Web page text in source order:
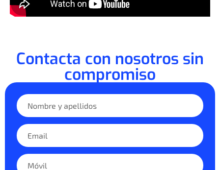
Contacta con nosotros sin
compromiso